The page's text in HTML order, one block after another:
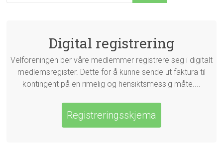
Digital registrering
Velforeningen ber våre medlemmer registrere seg i digitalt
medlemsregister. Dette for å kunne sende ut faktura til
kontingent på en rimelig og hensiktsmessig måte....
Registreringsskjema